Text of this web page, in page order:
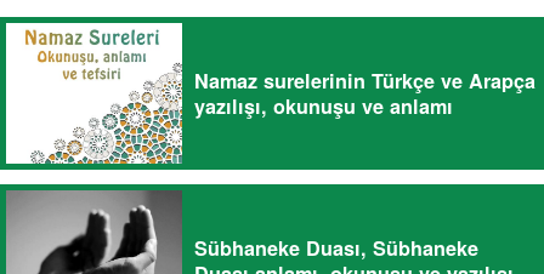
Namaz surelerinin Türkçe ve Arapça
yazılışı, okunuşu ve anlamı
Sübhaneke Duası, Sübhaneke